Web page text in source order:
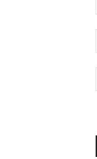
الإلكتروني:*